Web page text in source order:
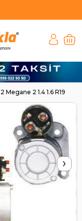
Megane 2 1.4 1.6 R19
›